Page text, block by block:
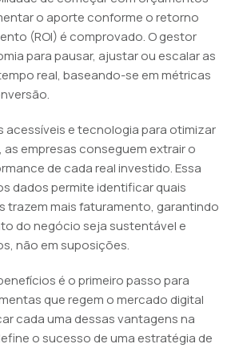
o aporte conforme o retorno
(ROI) é comprovado. O gestor
para pausar, ajustar ou escalar as
real, baseando-se em métricas
acessíveis e tecnologia para otimizar
empresas conseguem extrair o
de cada real investido. Essa
dados permite identificar quais
trazem mais faturamento, garantindo
do negócio seja sustentável e
não em suposições.
é o primeiro passo para
que regem o mercado digital
cada uma dessas vantagens na
o sucesso de uma estratégia de